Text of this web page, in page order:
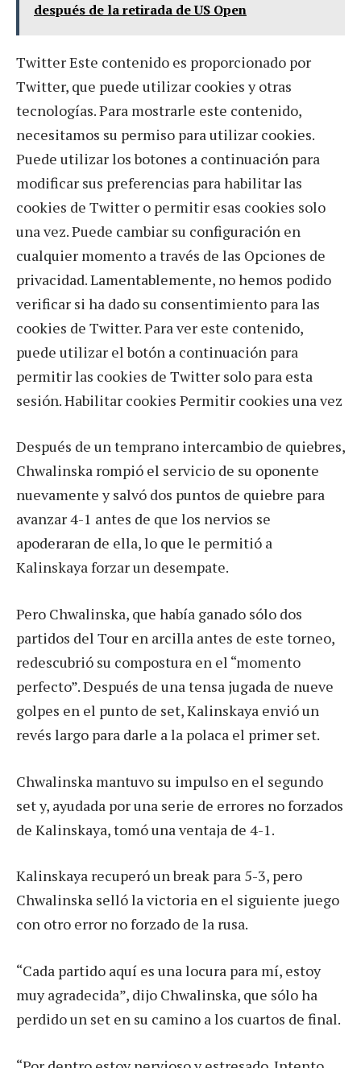
después de la retirada de US Open
Twitter Este contenido es proporcionado por
Twitter, que puede utilizar cookies y otras
tecnologías. Para mostrarle este contenido,
necesitamos su permiso para utilizar cookies.
Puede utilizar los botones a continuación para
modificar sus preferencias para habilitar las
cookies de Twitter o permitir esas cookies solo
una vez. Puede cambiar su configuración en
cualquier momento a través de las Opciones de
privacidad. Lamentablemente, no hemos podido
verificar si ha dado su consentimiento para las
cookies de Twitter. Para ver este contenido,
puede utilizar el botón a continuación para
permitir las cookies de Twitter solo para esta
sesión. Habilitar cookies Permitir cookies una vez
Después de un temprano intercambio de quiebres,
Chwalinska rompió el servicio de su oponente
nuevamente y salvó dos puntos de quiebre para
avanzar 4-1 antes de que los nervios se
apoderaran de ella, lo que le permitió a
Kalinskaya forzar un desempate.
Pero Chwalinska, que había ganado sólo dos
partidos del Tour en arcilla antes de este torneo,
redescubrió su compostura en el “momento
perfecto”. Después de una tensa jugada de nueve
golpes en el punto de set, Kalinskaya envió un
revés largo para darle a la polaca el primer set.
Chwalinska mantuvo su impulso en el segundo
set y, ayudada por una serie de errores no forzados
de Kalinskaya, tomó una ventaja de 4-1.
Kalinskaya recuperó un break para 5-3, pero
Chwalinska selló la victoria en el siguiente juego
con otro error no forzado de la rusa.
“Cada partido aquí es una locura para mí, estoy
muy agradecida”, dijo Chwalinska, que sólo ha
perdido un set en su camino a los cuartos de final.